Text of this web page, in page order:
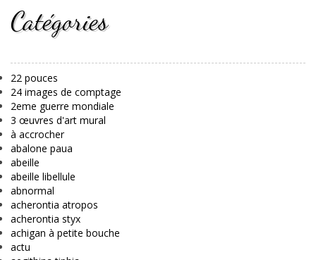
Catégories
22 pouces
24 images de comptage
2eme guerre mondiale
3 œuvres d'art mural
à accrocher
abalone paua
abeille
abeille libellule
abnormal
acherontia atropos
acherontia styx
achigan à petite bouche
actu